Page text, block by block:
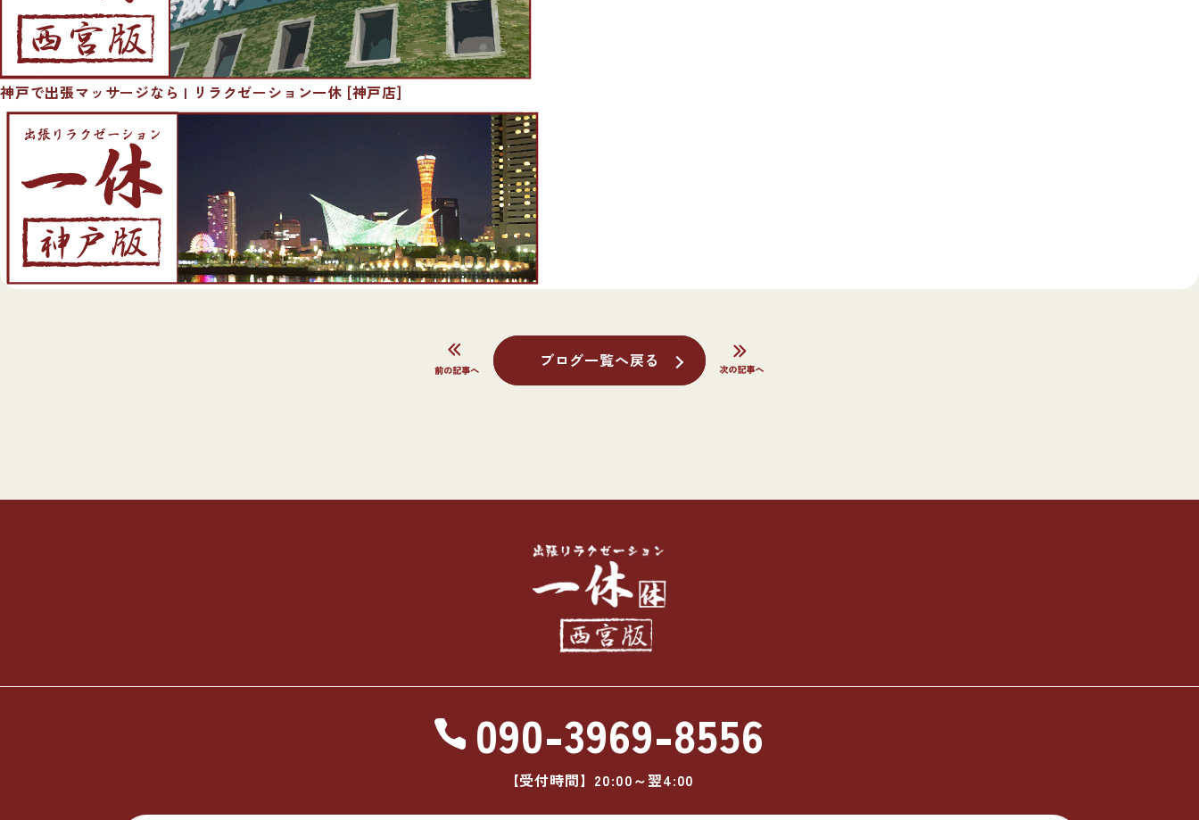
神戸で出張マッサージなら | リラクゼーション一休 [神戸店]
ブログ一覧へ戻る
090-3969-8556
【受付時間】20:00～翌4:00